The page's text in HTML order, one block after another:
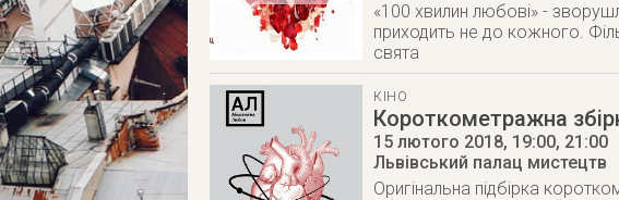
«100 хвилин любові» -
приходить не до кожного.
свята
КІНО
Короткометражна
15 лютого 2018, 19:00, 21:00
Львівський палац мистецтв
Оригінальна підбірка